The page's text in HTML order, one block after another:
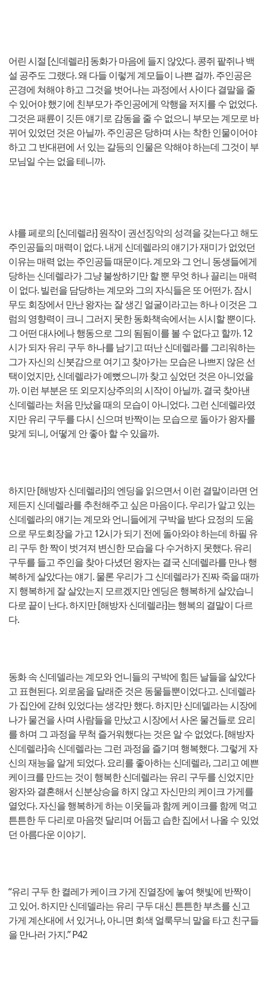
어린 시절 [신데렐라] 동화가 마음에 들지 않았다. 콩쥐 팥쥐나 백
설 공주도 그랬다. 왜 다들 이렇게 계모들이 나쁜 걸까. 주인공은
곤경에 쳐해야 하고 그것을 벗어나는 과정에서 사이다 결말을 줄
수 있어야 했기에 친부모가 주인공에게 악행을 저지를 수 없었다.
그것은 패륜이 깃든 얘기로 감동을 줄 수 없으니 부모는 계모로 바
뀌어 있었던 것은 아닐까. 주인공은 당하며 사는 착한 인물이어야
하고 그 반대편에 서 있는 갈등의 인물은 악해야 하는데 그것이 부
모님일 수는 없을 테니까.
샤를 페로의 [신데렐라] 원작이 권선징악의 성격을 갖는다고 해도
주인공들의 매력이 없다. 내게 신데렐라의 얘기가 재미가 없었던
이유는 매력 없는 주인공들 때문이다. 계모와 그 언니 동생들에게
당하는 신데렐라가 그냥 불쌍하기만 할 뿐 무엇 하나 끌리는 매력
이 없다. 빌런을 담당하는 계모와 그의 자식들은 또 어떤가. 잠시
무도 회장에서 만난 왕자는 잘 생긴 얼굴이라고는 하나 이것은 그
럼의 영향력이 크니 그러지 못한 동화책속에서는 시시할 뿐이다.
그 어떤 대사에나 행동으로 그의 됨됨이를 볼 수 없다고 할까. 12
시가 되자 유리 구두 하나를 남기고 떠난 신데렐라를 그리워하는
그가 자신의 신붓감으로 여기고 찾아가는 모습은 나쁘지 않은 선
택이었지만, 신데렐라가 예뻤으니까 찾고 싶었던 것은 아니었을
까. 이런 부분은 또 외모지상주의의 시작이 아닐까. 결국 찾아낸
신데렐라는 처음 만났을 때의 모습이 아니었다. 그런 신데렐라였
지만 유리 구두를 다시 신으며 반짝이는 모습으로 돌아가 왕자를
맞게 되니, 어떻게 안 좋아 할 수 있을까.
하지만 [해방자 신데렐라]의 엔딩을 읽으면서 이런 결말이라면 언
제든지 신데렐라를 추천해주고 싶은 마음이다. 우리가 알고 있는
신데렐라의 얘기는 계모와 언니들에게 구박을 받다 요정의 도움
으로 무도회장을 가고 12시가 되기 전에 돌아와야 하는데 하필 유
리 구두 한 짝이 벗겨져 변신한 모습을 다 수거하지 못했다. 유리
구두를 들고 주인을 찾아 다녔던 왕자는 결국 신데렐라를 만나 행
복하게 살았다는 얘기. 물론 우리가 그 신데렐라가 진짜 죽을 때까
지 행복하게 잘 살았는지 모르겠지만 엔딩은 행복하게 살았습니
다로 끝이 난다. 하지만 [해방자 신데렐라]는 행복의 결말이 다르
다.
동화 속 신데델라는 계모와 언니들의 구박에 힘든 날들을 살았다
고 표현된다. 외로움을 달래준 것은 동물들뿐이었다고. 신데렐라
가 집안에 갇혀 있었다는 생각만 했다. 하지만 신데델라는 시장에
나가 물건을 사며 사람들을 만났고 시장에서 사온 물건들로 요리
를 하며 그 과정을 무척 즐거워했다는 것은 알 수 없었다. [해방자
신데렐라]속 신데렐라는 그런 과정을 즐기며 행복했다. 그렇게 자
신의 재능을 알게 되었다. 요리를 좋아하는 신데렐라, 그리고 예쁜
케이크를 만드는 것이 행복한 신데렐라는 유리 구두를 신었지만
왕자와 결혼해서 신분상승을 하지 않고 자신만의 케이크 가게를
열었다. 자신을 행복하게 하는 이웃들과 함께 케이크를 함께 먹고
튼튼한 두 다리로 마음껏 달리며 어둡고 습한 집에서 나올 수 있었
던 아름다운 이야기.
“유리 구두 한 켤레가 케이크 가게 진열장에 놓여 햇빛에 반짝이
고 있어. 하지만 신데델라는 유리 구두 대신 튼튼한 부츠를 신고
가게 계산대에 서 있거나, 아니면 회색 얼룩무늬 말을 타고 친구들
을 만나러 가지.” P42